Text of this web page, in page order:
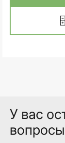
У вас